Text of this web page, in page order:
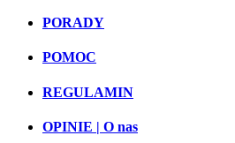
PORADY
POMOC
REGULAMIN
OPINIE | O nas